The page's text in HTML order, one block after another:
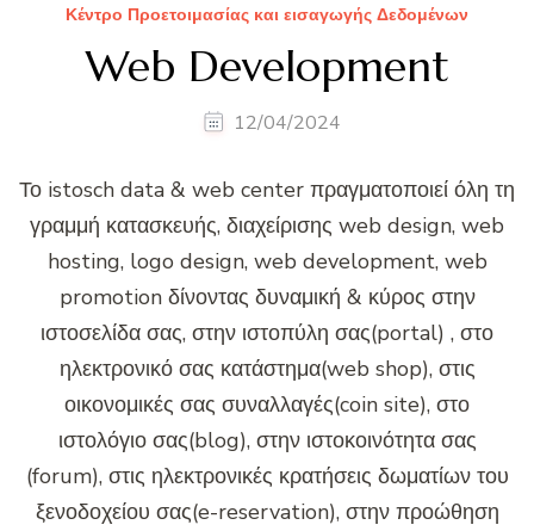
Κέντρο Προετοιμασίας και εισαγωγής Δεδομένων
Web Development
12/04/2024
Το istosch data & web center πραγματοποιεί όλη τη
γραμμή κατασκευής, διαχείρισης web design, web
hosting, logo design, web development, web
promotion δίνοντας δυναμική & κύρος στην
ιστοσελίδα σας, στην ιστοπύλη σας(portal) , στο
ηλεκτρονικό σας κατάστημα(web shop), στις
οικονομικές σας συναλλαγές(coin site), στο
ιστολόγιο σας(blog), στην ιστοκοινότητα σας
(forum), στις ηλεκτρονικές κρατήσεις δωματίων του
ξενοδοχείου σας(e-reservation), στην προώθηση